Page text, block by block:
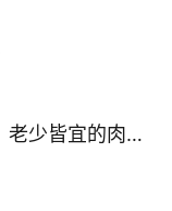
比布丁还要嫩，老少皆宜的肉沫蒸蛋